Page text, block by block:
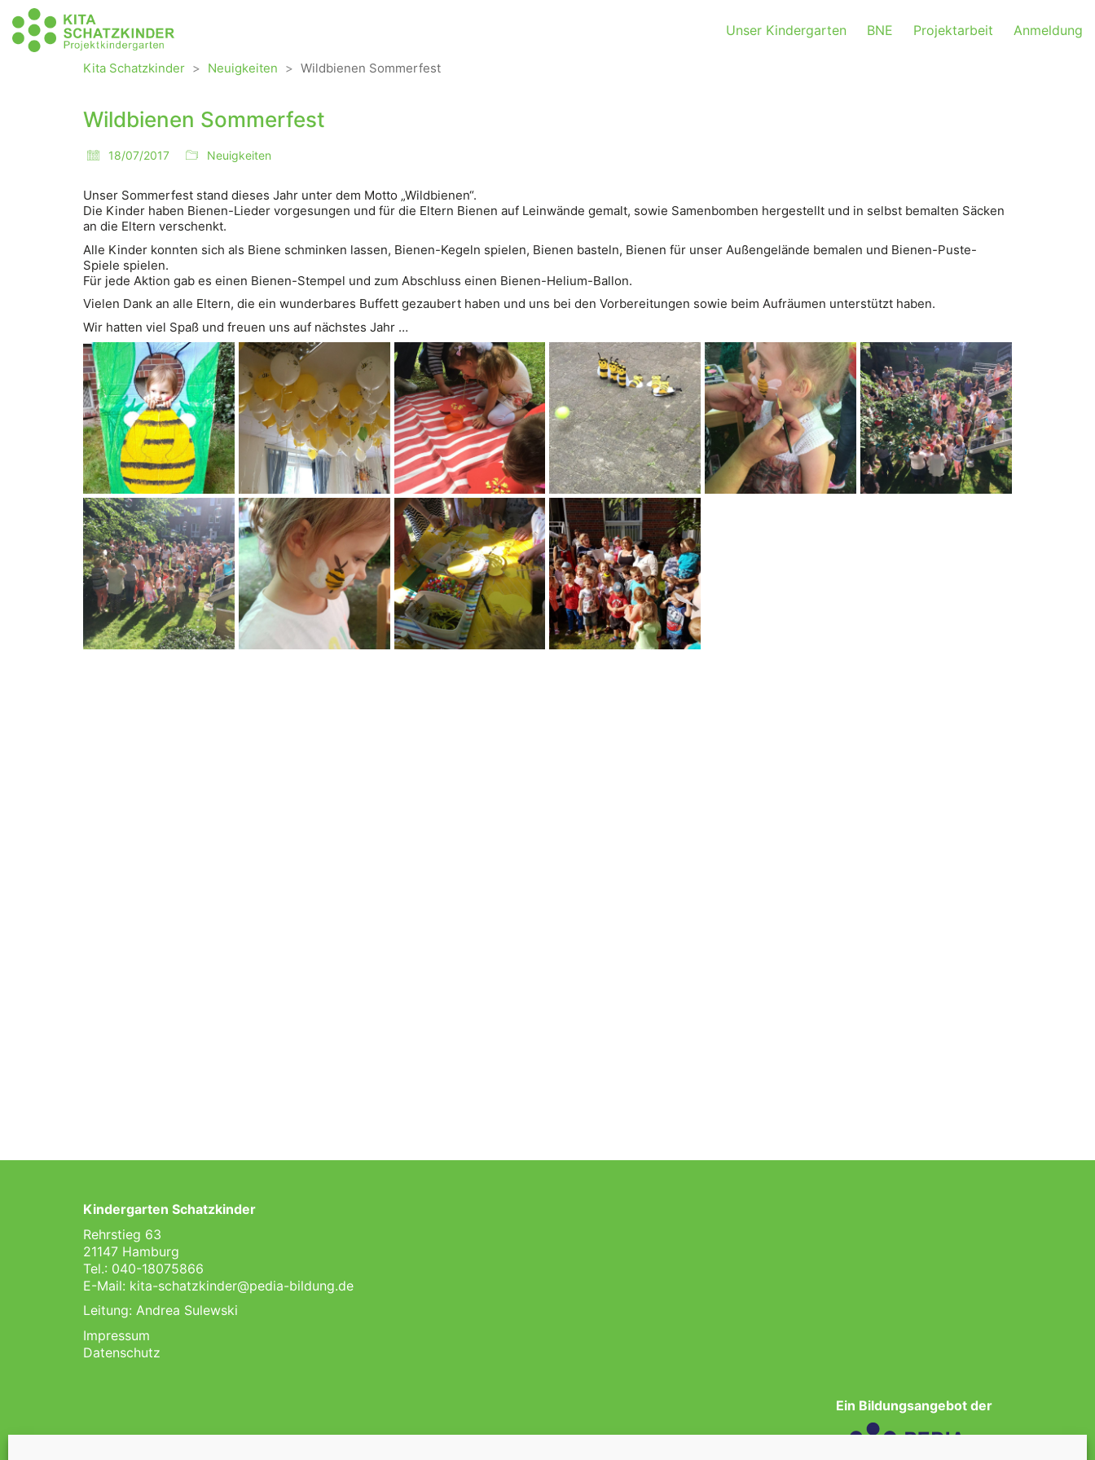
Unser Kindergarten BNE Projektarbeit Anmeldung
Kita Schatzkinder > Neuigkeiten > Wildbienen Sommerfest
Wildbienen Sommerfest
18/07/2017 Neuigkeiten
Unser Sommerfest stand dieses Jahr unter dem Motto „Wildbienen“.
Die Kinder haben Bienen-Lieder vorgesungen und für die Eltern Bienen auf Leinwände gemalt, sowie Samenbomben hergestellt und in selbst bemalten Säcken
an die Eltern verschenkt.
Alle Kinder konnten sich als Biene schminken lassen, Bienen-Kegeln spielen, Bienen basteln, Bienen für unser Außengelände bemalen und Bienen-Puste-
Spiele spielen.
Für jede Aktion gab es einen Bienen-Stempel und zum Abschluss einen Bienen-Helium-Ballon.
Vielen Dank an alle Eltern, die ein wunderbares Buffett gezaubert haben und uns bei den Vorbereitungen sowie beim Aufräumen unterstützt haben.
Wir hatten viel Spaß und freuen uns auf nächstes Jahr …
Kindergarten Schatzkinder
Rehrstieg 63
21147 Hamburg
Tel.: 040-18075866
E-Mail: kita-schatzkinder@pedia-bildung.de
Leitung: Andrea Sulewski
Impressum
Datenschutz
Ein Bildungsangebot der